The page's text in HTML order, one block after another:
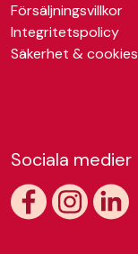
Försäljningsvillkor
Integritetspolicy
Säkerhet & cookies
Sociala medier